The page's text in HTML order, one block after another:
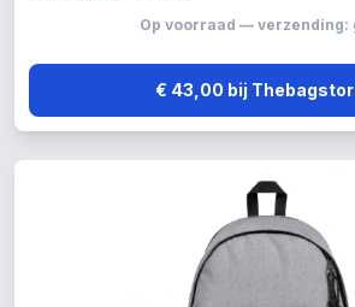
Op voorraad — verzending:
€ 43,00 bij